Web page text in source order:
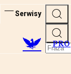
Serwisy
PRO